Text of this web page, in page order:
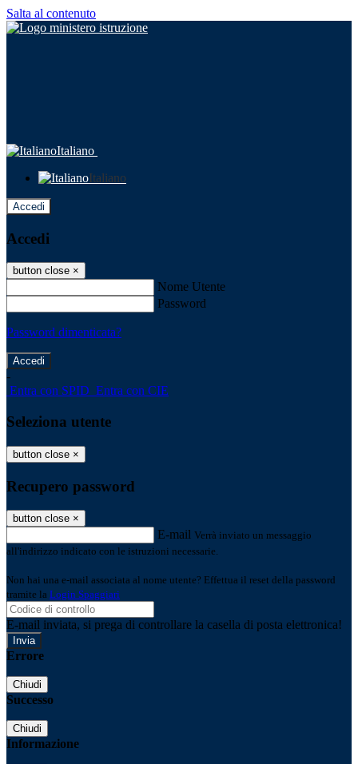
Salta al contenuto
Italiano
Italiano
Accedi
Accedi
button close ×
Nome Utente
Password
Password dimenticata?
-
Entra con SPID Entra con CIE
Seleziona utente
button close ×
Recupero password
button close ×
E-mail Verrà inviato un messaggio
all'indirizzo indicato con le istruzioni necessarie.
Non hai una e-mail associata al nome utente? Effettua il reset della password
tramite la Login Spaggiari
E-mail inviata, si prega di controllare la casella di posta elettronica!
Errore
Chiudi
Successo
Chiudi
Informazione